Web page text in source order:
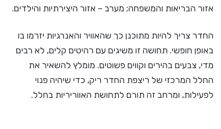
אזור הבריאות והמשפחה; מערב – אזור היצירתיות והילדים.
החדר צריך להיות מתוכנן כך שהאוויר והאנרגיות יזרמו בו
באופן חופשי. תחושה זו משיגים עם רהיטים קלים, לא רבים
מדי, צבעים בהירים וקווים פשוטים. מומלץ להשאיר את
החלל המרכזי של ריצפת החדר ריק, כדי שיהיה פנוי
לפעילות, ומרחב זה תורם לתחושת האווריריות בחלל.